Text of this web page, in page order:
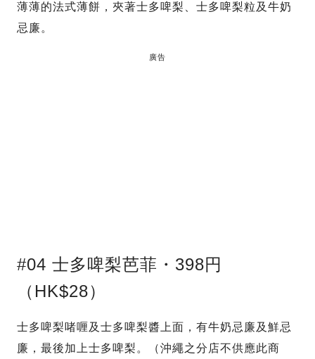
薄薄的法式薄餅，夾著士多啤梨、士多啤梨粒及牛奶
忌廉。
廣告
#04 士多啤梨芭菲・398円
（HK$28）
士多啤梨啫喱及士多啤梨醬上面，有牛奶忌廉及鮮忌
廉，最後加上士多啤梨。（沖繩之分店不供應此商